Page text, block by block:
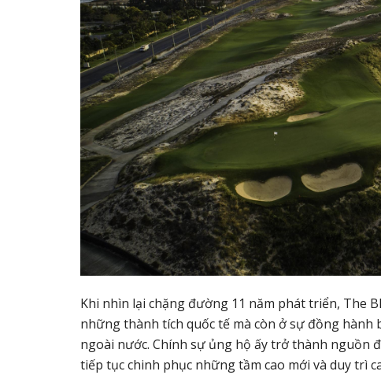
Khi nhìn lại chặng đường 11 năm phát triển, The
những thành tích quốc tế mà còn ở sự đồng
ngoài nước. Chính sự ủng hộ ấy trở thành nguồn
tiếp tục chinh phục những tầm cao mới và duy trì